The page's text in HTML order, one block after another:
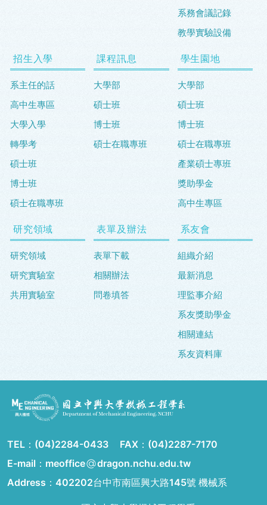
系務會議記錄
教學實驗設備
招生入學
系主任的話
高中生專區
大學入學
轉學考
碩士班
博士班
碩士在職專班
課程訊息
大學部
碩士班
博士班
碩士在職專班
學生園地
大學部
碩士班
博士班
碩士在職專班
產業碩士專班
獎助學金
高中生專區
研究領域
研究領域
研究實驗室
共用實驗室
表單及辦法
表單下載
相關辦法
問卷填答
系友會
組織介紹
最新消息
理監事介紹
系友獎助學金
相關連結
系友資料庫
TEL： (04)2284-0433 FAX： (04)2287-7170
E-mail：meoffice
dragon.nchu.edu.tw
Address： 402202台中市南區興大路145號 機械系